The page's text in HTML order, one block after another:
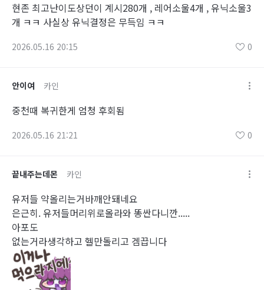
현존 최고난이도상던이 계시280개 , 레어소울4개 , 유닉소울3
개 ㅋㅋ 사실상 유닉결정은 무득임 ㅋㅋ
2026.05.16 20:15 0
안이여 카인
중천때 복귀한게 엄청 후회됨
2026.05.16 21:21 0
끝내주는데몬 카인
유저들 약올리는거바깨안돼네요
은근히. 유저들머리위로올라와 똥싼다니깐.....
아포도
없는거라생각하고 헬만돌리고 겜끕니다